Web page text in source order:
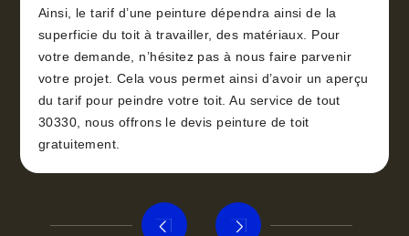
Ainsi, le tarif d’une peinture dépendra ainsi de la
superficie du toit à travailler, des matériaux. Pour
votre demande, n’hésitez pas à nous faire parvenir
votre projet. Cela vous permet ainsi d’avoir un aperçu
du tarif pour peindre votre toit. Au service de tout
30330, nous offrons le devis peinture de toit
gratuitement.